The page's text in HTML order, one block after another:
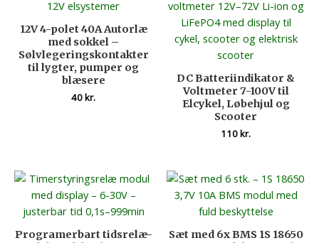
12V 4-polet 40A Autorlæ
med sokkel –
Sølvlegeringskontakter
til lygter, pumper og
blæsere
40kr.
DC Batteriindikator &
Voltmeter 7-100V til
Elcykel, Løbehjul og
Scooter
110kr.
Programerbart tidsrelæ-
Sæt med 6x BMS 1S 18650